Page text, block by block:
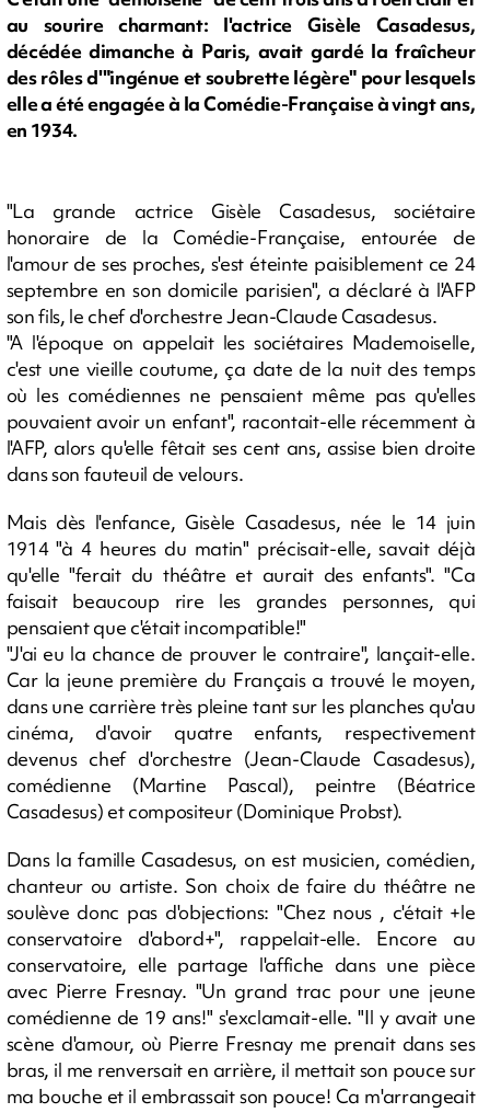
au sourire charmant: l'actrice Gisèle Casadesus,
décédée dimanche à Paris, avait gardé la fraîcheur
des rôles d'"ingénue et soubrette légère" pour lesquels
elle a été engagée à la Comédie-Française à vingt ans,
en 1934.
"La grande actrice Gisèle Casadesus, sociétaire
honoraire de la Comédie-Française, entourée de
l'amour de ses proches, s'est éteinte paisiblement ce 24
septembre en son domicile parisien", a déclaré à l'AFP
son fils, le chef d'orchestre Jean-Claude Casadesus.
"A l'époque on appelait les sociétaires Mademoiselle,
c'est une vieille coutume, ça date de la nuit des temps
où les comédiennes ne pensaient même pas qu'elles
pouvaient avoir un enfant", racontait-elle récemment à
l'AFP, alors qu'elle fêtait ses cent ans, assise bien droite
dans son fauteuil de velours.
Mais dès l'enfance, Gisèle Casadesus, née le 14 juin
1914 "à 4 heures du matin" précisait-elle, savait déjà
qu'elle "ferait du théâtre et aurait des enfants". "Ca
faisait beaucoup rire les grandes personnes, qui
pensaient que c'était incompatible!"
"J'ai eu la chance de prouver le contraire", lançait-elle.
Car la jeune première du Français a trouvé le moyen,
dans une carrière très pleine tant sur les planches qu'au
cinéma, d'avoir quatre enfants, respectivement
devenus chef d'orchestre (Jean-Claude Casadesus),
comédienne (Martine Pascal), peintre (Béatrice
Casadesus) et compositeur (Dominique Probst).
Dans la famille Casadesus, on est musicien, comédien,
chanteur ou artiste. Son choix de faire du théâtre ne
soulève donc pas d'objections: "Chez nous , c'était +le
conservatoire d'abord+", rappelait-elle. Encore au
conservatoire, elle partage l'affiche dans une pièce
avec Pierre Fresnay. "Un grand trac pour une jeune
comédienne de 19 ans!" s'exclamait-elle. "Il y avait une
scène d'amour, où Pierre Fresnay me prenait dans ses
bras, il me renversait en arrière, il mettait son pouce sur
ma bouche et il embrassait son pouce! Ca m'arrangeait